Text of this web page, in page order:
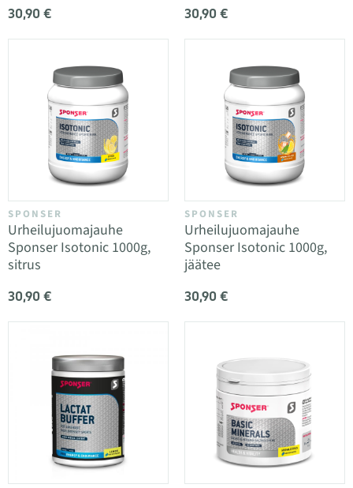
30,90 € 30,90 €
SPONSER
Urheilujuomajauhe
Sponser Isotonic 1000g,
sitrus
30,90 €
SPONSER
Urheilujuomajauhe
Sponser Isotonic 1000g,
jäätee
30,90 €